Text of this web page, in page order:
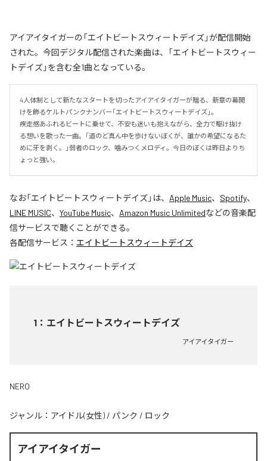
アイアイタイガーの「エイトビートスウィートデイズ」が配信開始
された。今回デジタル配信された楽曲は、「エイトビートスウィー
トデイズ」を含む全1曲となっている。
4人体制として新たなスタートを切ったアイアイタイガーが贈る、新章の幕開
けを飾るケルトパンクナンバー「エイトビートスウィートデイズ」。
疾走感あふれるビートに乗せて、不安も迷いも抱えながら、全力で駆け抜け
る想いを歌った一曲。「道のど真ん中を歩けないぼくが、誰かの希望になるた
めに牙を剥く。」弱者のロック、噛みつくメロディ。今日のぼくは昨日よりち
ょっと強い。
なお「エイトビートスウィートデイズ」は、 Apple Music、 Spotify、
LINE MUSIC、 YouTube Music、 Amazon Music Unlimitedなどの音楽配
信サービスで聴くことができる。
各配信サービス： エイトビートスウィートデイズ
1 ： エイトビートスウィートデイズ
アイアイタイガー
NERO
ジャンル： アイドル(女性) / パンク / ロック
アイアイタイガー